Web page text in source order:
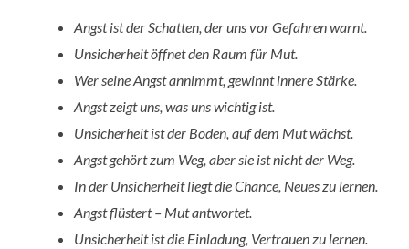
Angst ist der Schatten, der uns vor Gefahren warnt.
Unsicherheit öffnet den Raum für Mut.
Wer seine Angst annimmt, gewinnt innere Stärke.
Angst zeigt uns, was uns wichtig ist.
Unsicherheit ist der Boden, auf dem Mut wächst.
Angst gehört zum Weg, aber sie ist nicht der Weg.
In der Unsicherheit liegt die Chance, Neues zu lernen.
Angst flüstert – Mut antwortet.
Unsicherheit ist die Einladung, Vertrauen zu lernen.